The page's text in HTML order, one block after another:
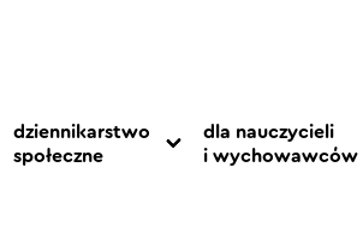
dziennikarstwo
społeczne
dla nauczycieli
i wychowawców